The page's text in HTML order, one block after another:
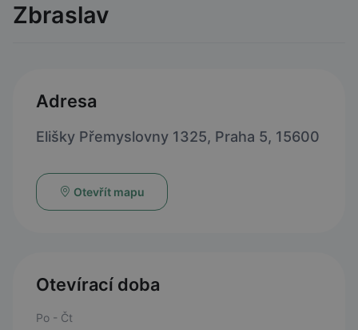
Zbraslav
Adresa
Elišky Přemyslovny 1325, Praha 5, 15600
Otevřít mapu
Otevírací doba
Po - Čt